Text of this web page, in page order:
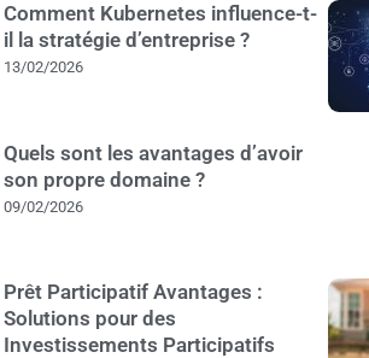
Comment Kubernetes influence-t-
il la stratégie d’entreprise ?
13/02/2026
Quels sont les avantages d’avoir
son propre domaine ?
09/02/2026
Prêt Participatif Avantages :
Solutions pour des
Investissements Participatifs